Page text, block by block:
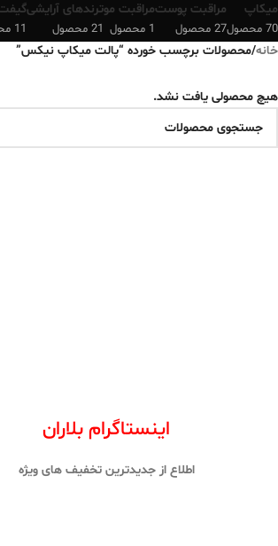
میکاپ
70 محصول
مراقبت پوست
27 محصول
مراقبت مو
1 محصول
ترندهای آرایشی
21 محصول 11 محصول
خانه/محصولات برچسب خورده “پالت میکاپ نیکس”
هیچ محصولی یافت نشد.
اینستاگرام بلاران
اطلاع از جدیدترین تخفیف های ویژه